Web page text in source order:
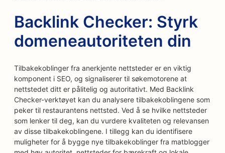
Backlink Checker: Styrk
domeneautoriteten din
Tilbakekoblinger fra anerkjente nettsteder er en viktig
komponent i SEO, og signaliserer til søkemotorene at
nettstedet ditt er pålitelig og autoritativt. Med Backlink
Checker-verktøyet kan du analysere tilbakekoblingene som
peker til restaurantens nettsted. Ved å se hvilke nettsteder
som lenker til deg, kan du vurdere kvaliteten og relevansen
av disse tilbakekoblingene. I tillegg kan du identifisere
muligheter for å bygge nye tilbakekoblinger fra matblogger